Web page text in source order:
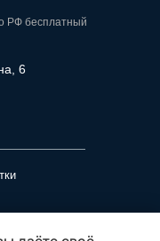
6
РФ бесплатный